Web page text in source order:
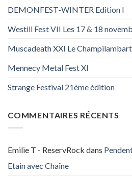
DEMONFEST-WINTER Edition I
Westill Fest VII Les 17 & 18
Muscadeath XXI Le Champilambart
Mennecy Metal Fest XI
Strange Festival 21ème édition
COMMENTAIRES RÉCENTS
Emilie T - ReservRock dans
Etain avec Chaîne